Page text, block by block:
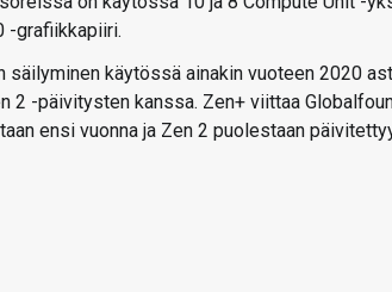
-grafiikkapiiri.
käytössä ainakin vuoteen 2020
2 -päivitysten kanssa. Zen+ viittaa
ensi vuonna ja Zen 2 puolestaan